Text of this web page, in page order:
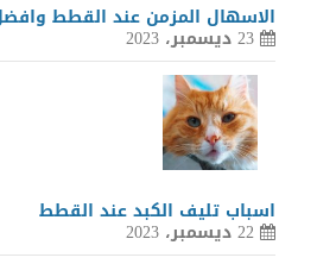
الاسهال المزمن عند القطط
23 ديسمبر، 2023
اسباب تليف الكبد عند القطط
22 ديسمبر، 2023